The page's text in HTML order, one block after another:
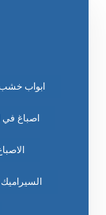
ابواب
اصباغ في